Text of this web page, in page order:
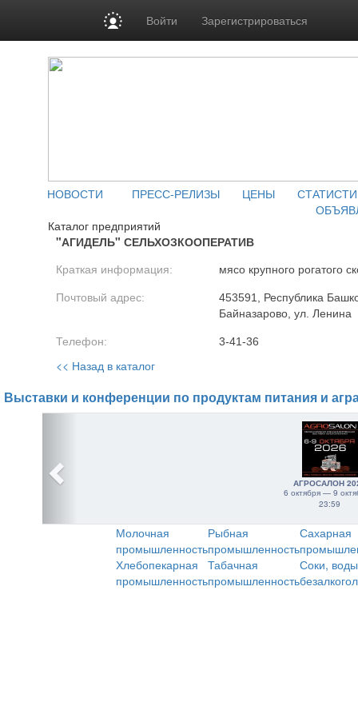
Войти Зарегистрироваться
НОВОСТИ ПРЕСС-РЕЛИЗЫ ЦЕНЫ
Каталог предприятий
"АГИДЕЛЬ" СЕЛЬХОЗКООПЕРАТИВ
Краткая информация: мясо крупного рогатого
Почтовый адрес:
453591, Республика
Байназарово, ул. Ленина
Телефон: 3-41-36
<< Назад в каталог
Выставки и конференции по продуктам питания и
АГРОСАЛОН
6 октября — 9
23:59
Молочная
промышленность
Рыбная
промышленность
Сахарная
Хлебопекарная
промышленность
Табачная
промышленность
Соки,